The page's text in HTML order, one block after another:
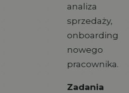
analiza
sprzedaży,
onboarding
nowego
pracownika.
Zadania